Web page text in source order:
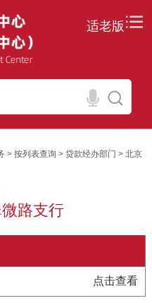
适老版
> 按列表查询 > 贷款经办部门 > 北京
路支行
点击查看